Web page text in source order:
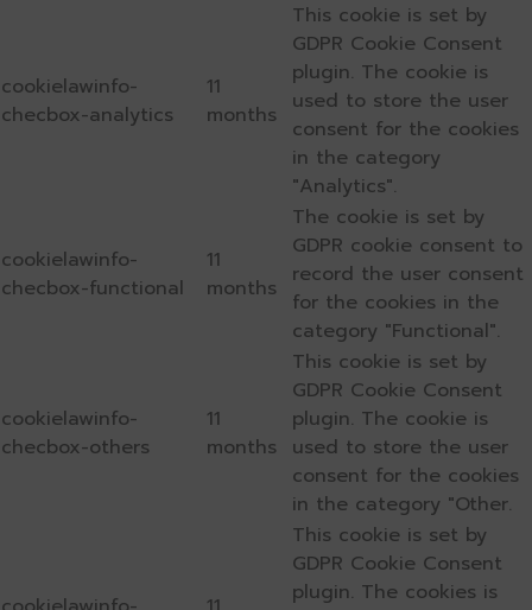
cookielawinfo-
checbox-analytics
11
months
This cookie is set by
GDPR Cookie Consent
plugin. The cookie is
used to store the user
consent for the cookies
in the category
"Analytics".
cookielawinfo-
checbox-functional
11
months
The cookie is set by
GDPR cookie consent to
record the user consent
for the cookies in the
category "Functional".
cookielawinfo-
checbox-others
11
months
This cookie is set by
GDPR Cookie Consent
plugin. The cookie is
used to store the user
consent for the cookies
in the category "Other.
This cookie is set by
GDPR Cookie Consent
plugin. The cookies is